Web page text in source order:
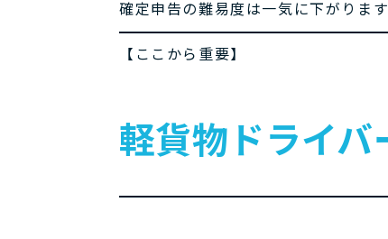
確定申告の難易度は一気に下がります
【ここから重要】
軽貨物ドライ